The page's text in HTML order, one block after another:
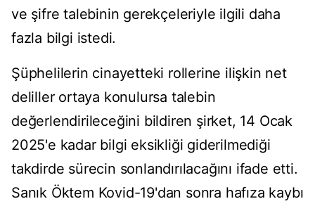
ve şifre talebinin gerekçeleriyle ilgili daha
fazla bilgi istedi.
Şüphelilerin cinayetteki rollerine ilişkin net
deliller ortaya konulursa talebin
değerlendirileceğini bildiren şirket, 14 Ocak
2025'e kadar bilgi eksikliği giderilmediği
takdirde sürecin sonlandırılacağını ifade etti.
Sanık Öktem Kovid-19'dan sonra hafıza kaybı